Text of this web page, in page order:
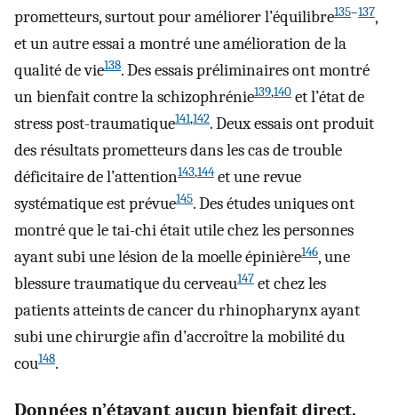
prometteurs, surtout pour améliorer l’équilibre135–137,
et un autre essai a montré une amélioration de la
qualité de vie138. Des essais préliminaires ont montré
un bienfait contre la schizophrénie139,140 et l’état de
stress post-traumatique141,142. Deux essais ont produit
des résultats prometteurs dans les cas de trouble
déficitaire de l’attention143,144 et une revue
systématique est prévue145. Des études uniques ont
montré que le tai-chi était utile chez les personnes
ayant subi une lésion de la moelle épinière146, une
blessure traumatique du cerveau147 et chez les
patients atteints de cancer du rhinopharynx ayant
subi une chirurgie afin d’accroître la mobilité du
cou148.
Données n’étayant aucun bienfait direct.